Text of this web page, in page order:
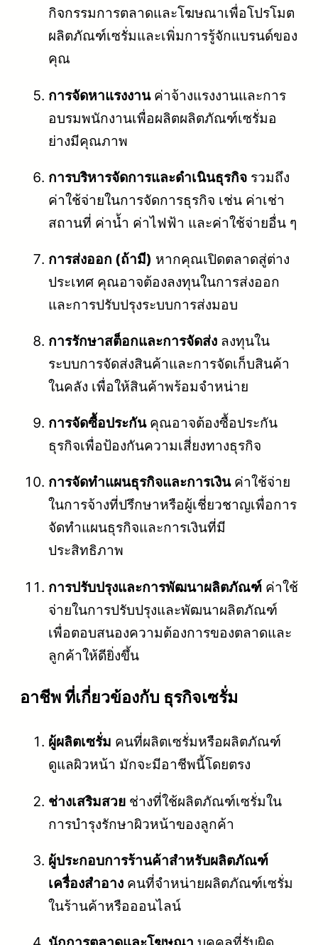
กิจกรรมการตลาดและโฆษณาเพื่อโปรโมต
ผลิตภัณฑ์เซรั่มและเพิ่มการรู้จักแบรนด์ของ
คุณ
การจัดหาแรงงานค่าจ้างแรงงานและการ
อบรมพนักงานเพื่อผลิตผลิตภัณฑ์เซรั่มอ
ย่างมีคุณภาพ
การบริหารจัดการและดำเนินธุรกิจ รวมถึง
ค่าใช้จ่ายในการจัดการธุรกิจ เช่น ค่าเช่า
สถานที่ ค่าน้ำ ค่าไฟฟ้า และค่าใช้จ่ายอื่น ๆ
การส่งออก (ถ้ามี) หากคุณเปิดตลาดสู่ต่าง
ประเทศ คุณอาจต้องลงทุนในการส่งออก
และการปรับปรุงระบบการส่งมอบ
การรักษาสต็อกและการจัดส่ง ลงทุนใน
ระบบการจัดส่งสินค้าและการจัดเก็บสินค้า
ในคลัง เพื่อให้สินค้าพร้อมจำหน่าย
การจัดซื้อประกันคุณอาจต้องซื้อประกัน
ธุรกิจเพื่อป้องกันความเสี่ยงทางธุรกิจ
การจัดทำแผนธุรกิจและการเงินค่าใช้จ่าย
ในการจ้างที่ปรึกษาหรือผู้เชี่ยวชาญเพื่อการ
จัดทำแผนธุรกิจและการเงินที่มี
ประสิทธิภาพ
การปรับปรุงและการพัฒนาผลิตภัณฑ์ ค่าใช้
จ่ายในการปรับปรุงและพัฒนาผลิตภัณฑ์
เพื่อตอบสนองความต้องการของตลาดและ
ลูกค้าให้ดียิ่งขึ้น
อาชีพ ที่เกี่ยวข้องกับ ธุรกิจเซรั่ม
ผู้ผลิตเซรั่ม คนที่ผลิตเซรั่มหรือผลิตภัณฑ์
ดูแลผิวหน้า มักจะมีอาชีพนี้โดยตรง
ช่างเสริมสวย ช่างที่ใช้ผลิตภัณฑ์เซรั่มใน
การบำรุงรักษาผิวหน้าของลูกค้า
ผู้ประกอบการร้านค้าสำหรับผลิตภัณฑ์
เครื่องสำอาง คนที่จำหน่ายผลิตภัณฑ์เซรั่ม
ในร้านค้าหรือออนไลน์